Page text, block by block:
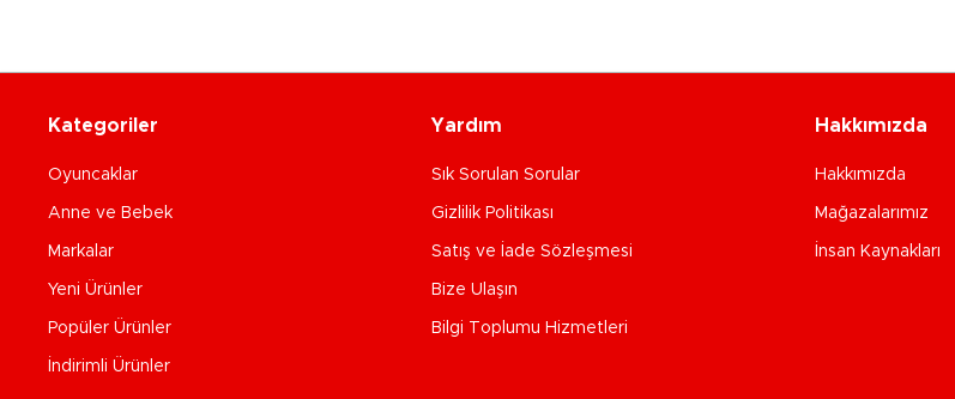
Kategoriler
Oyuncaklar
Anne ve Bebek
Markalar
Yeni Ürünler
Popüler Ürünler
İndirimli Ürünler
Yardım
Sık Sorulan Sorular
Gizlilik Politikası
Satış ve İade Sözleşmesi
Bize Ulaşın
Bilgi Toplumu Hizmetleri
Hakkımızda
Hakkımızda
Mağazalarımız
İnsan Kaynakları